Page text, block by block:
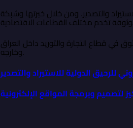
والتصدير. ومن خلال خبرتها وشبكة
في قطاع التجارة والتوريد داخل العراق
وخارجه.
للرحيق الدولية للاستيراد والتصدير
لتصميم وبرمجة المواقع الإلكترونية